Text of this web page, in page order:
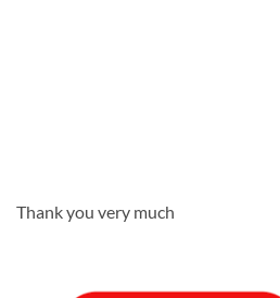
Thank you very much